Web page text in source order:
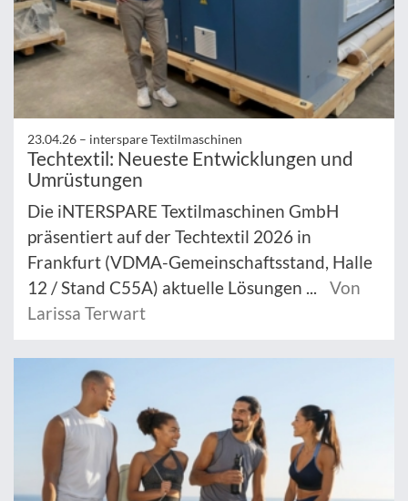
23.04.26 – interspare Textilmaschinen
Techtextil: Neueste Entwicklungen und
Umrüstungen
Die iNTERSPARE Textilmaschinen GmbH
präsentiert auf der Techtextil 2026 in
Frankfurt (VDMA-Gemeinschaftsstand, Halle
12 / Stand C55A) aktuelle Lösungen ...
Von
Larissa Terwart